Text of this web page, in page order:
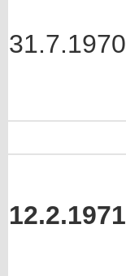
31.7.1970
12.2.1971